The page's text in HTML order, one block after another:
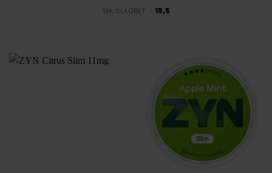
SNUSLAGRET 15,5